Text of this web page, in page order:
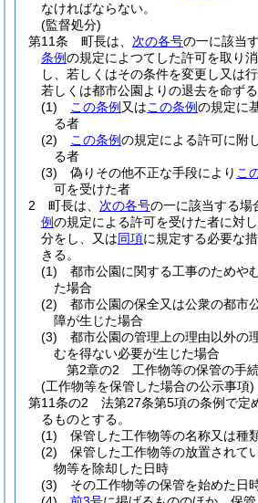
なければならない。
(監督処分)
第11条
町長は、 次の各号の一に該当
条例の規定によつてした許可を取り
し、若しくはその条件を変更し又は
若しくは都市公園よりの退去を命ずる
(1)
この条例 又はこの条例の規定に
る者
(2)
この条例の規定による許可に附
る者
(3)
偽りその他不正な手段により こ
可を受けた者
2
町長は、 次の各号の一に該当する場
例の規定による許可を受けた者に対し
分をし、又は同項に規定する必要な
きる。
(1)
都市公園に関する工事のためや
た場合
(2)
都市公園の保全又は公衆の都市
障が生じた場合
(3)
都市公園の管理上の理由以外の
むを得ない必要が生じた場合
第2章の2
工作物等の保管の手
(工作物等を保管した場合の公示事項)
第11条の2
法第27条第5項の条例で定
るものとする。
(1)
保管した工作物等の名称又は種
(2)
保管した工作物等の放置されて
物等を除却した日時
(3)
その工作物等の保管を始めた日